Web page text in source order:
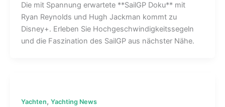
Die mit Spannung erwartete **SailGP Doku** mit
Ryan Reynolds und Hugh Jackman kommt zu
Disney+. Erleben Sie Hochgeschwindigkeitssegeln
und die Faszination des SailGP aus nächster Nähe.
Yachten, Yachting News